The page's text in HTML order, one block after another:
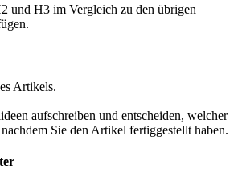
und H3 im Vergleich zu den übrigen
Artikels.
aufschreiben und entscheiden, welcher
Sie den Artikel fertiggestellt haben.